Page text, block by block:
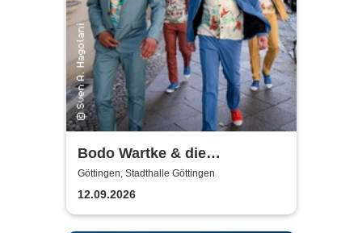
Bodo Wartke & die
SchönenGutenA-Band - In
guter Begleitung
Göttingen, Stadthalle Göttingen
12.09.2026